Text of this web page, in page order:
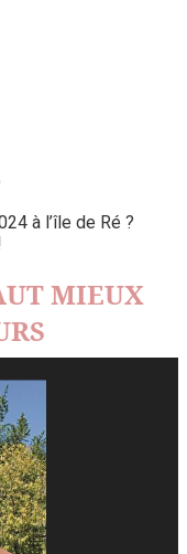
à l’île de Ré ?
MIEUX